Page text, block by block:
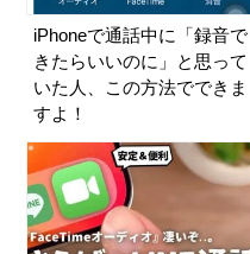
iPhoneで通話中に「録音で
きたらいいのに」と思って
いた人、この方法でできま
すよ！